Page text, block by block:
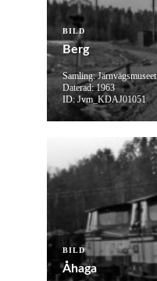
BILD
Berg
Samling: Järnvägsmuseet
Daterad: 1963
ID: Jvm_KDAJ01051
BILD
Åhaga